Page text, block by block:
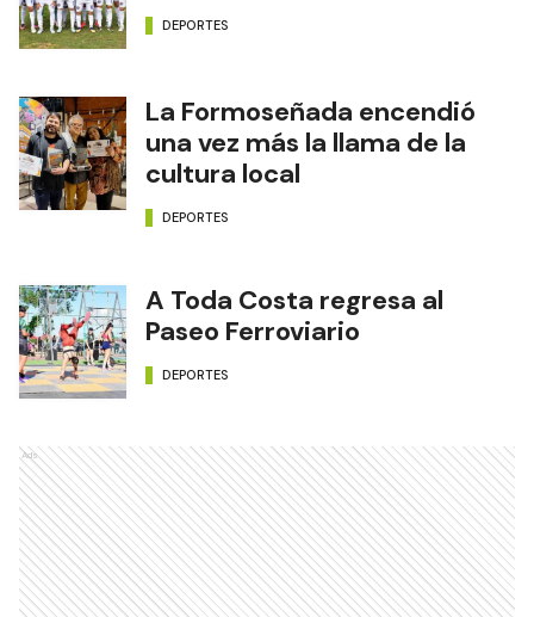
DEPORTES
La Formoseñada encendió
una vez más la llama de la
cultura local
DEPORTES
A Toda Costa regresa al
Paseo Ferroviario
DEPORTES
Ads